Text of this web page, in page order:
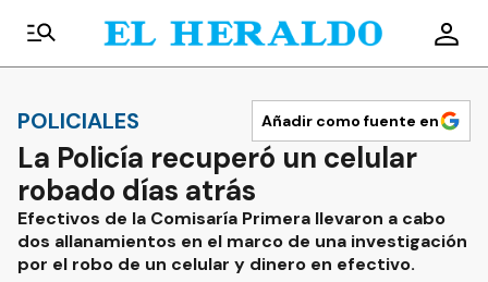
POLICIALES Añadir como fuente en
La Policía recuperó un celular
robado días atrás
Efectivos de la Comisaría Primera llevaron a cabo
dos allanamientos en el marco de una investigación
por el robo de un celular y dinero en efectivo.